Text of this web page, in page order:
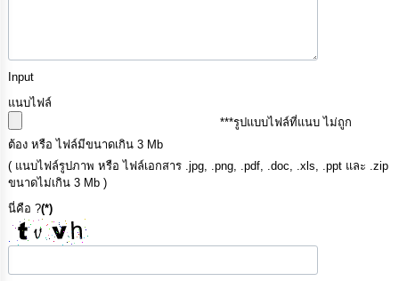
Input
แนบไฟล์
***รูปแบบไฟล์ที่แนบ ไม่ถูก
ต้อง หรือ ไฟล์มีขนาดเกิน 3 Mb
( แนบไฟล์รูปภาพ หรือ ไฟล์เอกสาร .jpg, .png, .pdf, .doc, .xls, .ppt และ .zip
ขนาดไม่เกิน 3 Mb )
นี่คือ ?(*)